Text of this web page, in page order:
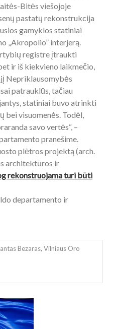
Bitės viešojoje
pastatų rekonstrukcija
gamyklos statiniai
„Akropolio” interjerą.
registre įtraukti
ir iš kiekvieno laikmečio,
Nepriklausomybės
patrauklūs, tačiau
statiniai buvo atrinkti
visuomenės. Todėl,
savo vertės“, –
pranešime.
plėtros projektą (arch.
architektūros ir
rekonstruojama turi būti
departamento ir
Bezaras, Vilniaus Oro